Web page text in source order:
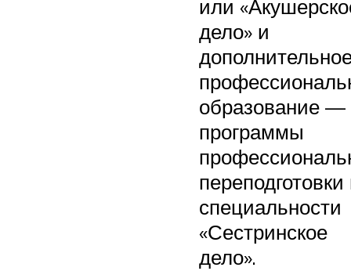
или
дело» и
образование —
программы
переподготовки
специальности
«Сестринское
дело».